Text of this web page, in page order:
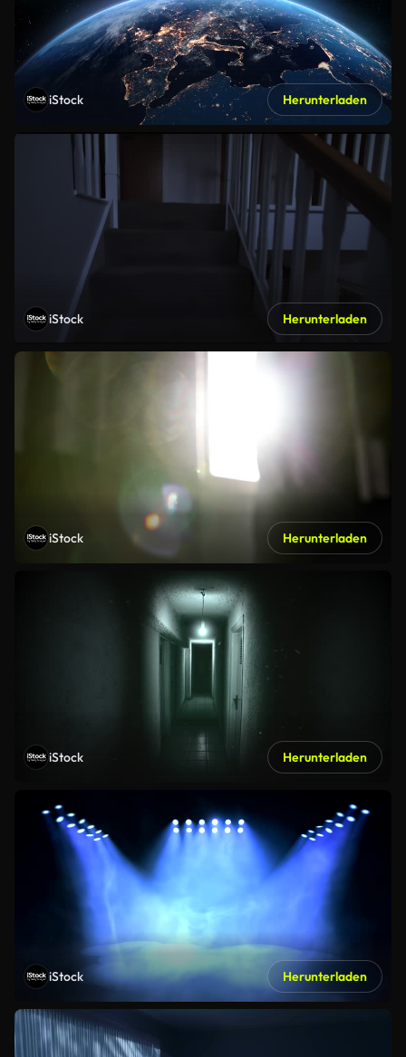
iStock Herunterladen
iStock Herunterladen
iStock Herunterladen
iStock Herunterladen
iStock Herunterladen